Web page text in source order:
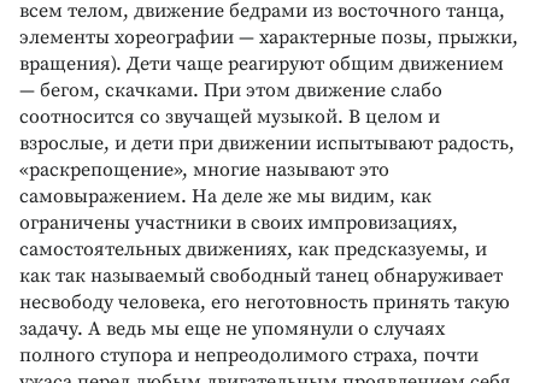
всем телом, движение бедрами из восточного танца,
элементы хореографии — характерные позы, прыжки,
вращения). Дети чаще реагируют общим движением
— бегом, скачками. При этом движение слабо
соотносится со звучащей музыкой. В целом и
взрослые, и дети при движении испытывают радость,
«раскрепощение», многие называют это
самовыражением. На деле же мы видим, как
ограничены участники в своих импровизациях,
самостоятельных движениях, как предсказуемы, и
как так называемый свободный танец обнаруживает
несвободу человека, его неготовность принять такую
задачу. А ведь мы еще не упомянули о случаях
полного ступора и непреодолимого страха, почти